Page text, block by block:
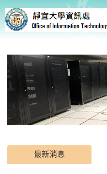
跳
到
主
區
最新消息